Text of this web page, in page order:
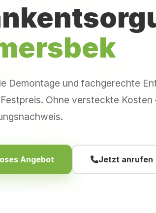
Demontage und fachgerechte
Ohne versteckte Kosten
Angebot Jetzt anrufen